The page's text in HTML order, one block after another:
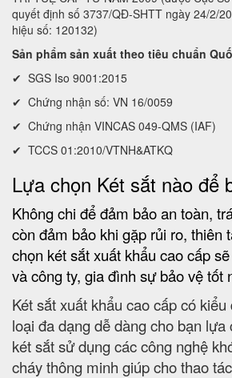
quyết định số 3737/QĐ-SHTT ngày 24/2/
hiệu số: 120132)
Sản phẩm sản xuất theo tiêu chuẩn
✔ SGS Iso 9001:2015
✔ Chứng nhận số: VN 16/0059
✔ Chứng nhận VINCAS 049-QMS (IAF)
✔ TCCS 01:2010/VTNH&ATKQ
Lựa chọn Két sắt nào để
Không chi để đảm bảo an toàn,
còn đảm bảo khi gặp rủi ro, thiên
chọn két sắt xuất khẩu cao cấp
và công ty, gia đình sự bảo vệ tốt
Két sắt xuất khẩu cao cấp có
loại đa dạng dễ dàng cho bạn lựa
két sắt sử dụng các công nghệ
cháy thông minh giúp cho thao